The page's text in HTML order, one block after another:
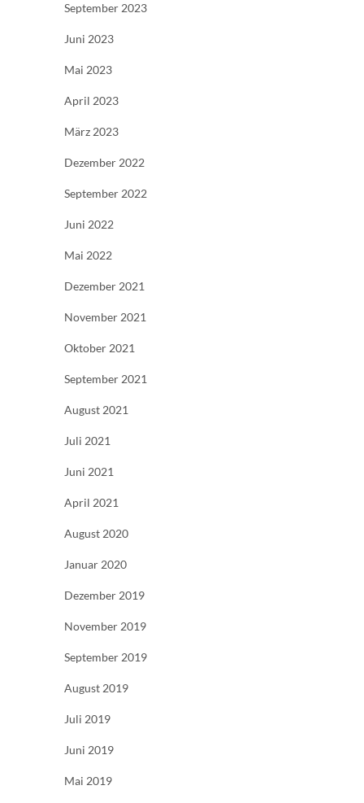
September 2023
Juni 2023
Mai 2023
April 2023
März 2023
Dezember 2022
September 2022
Juni 2022
Mai 2022
Dezember 2021
November 2021
Oktober 2021
September 2021
August 2021
Juli 2021
Juni 2021
April 2021
August 2020
Januar 2020
Dezember 2019
November 2019
September 2019
August 2019
Juli 2019
Juni 2019
Mai 2019